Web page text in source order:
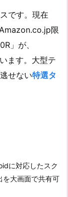
です。現在
限
」が、
ます。大型テ
せない特選タ
に対応したスク
を大画面で共有可